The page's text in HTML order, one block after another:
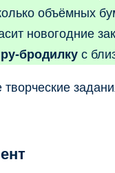
объёмных
новогодние
бродилку с